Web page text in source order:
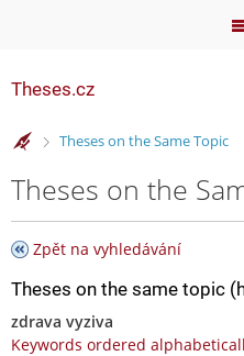
Theses.cz
>
Theses on the Same Topic
Theses on the
Zpět na vyhledávání
Theses on the same topic
zdrava vyziva
Keywords ordered